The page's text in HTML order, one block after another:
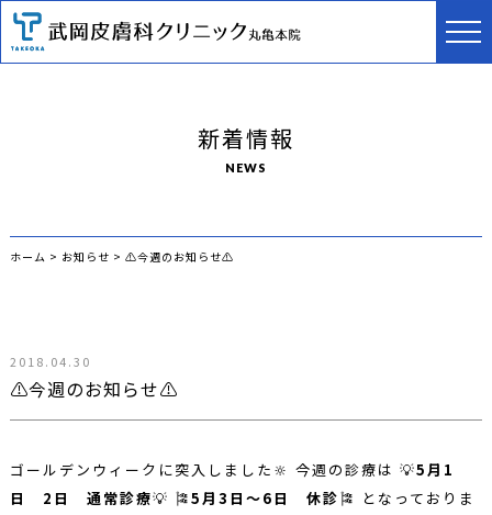
新着情報
NEWS
ホーム > お知らせ > ⚠️今週のお知らせ⚠️
⚠️今週のお知らせ⚠️
2018.04.30
ゴールデンウィークに突入しました🔆 今週の診療は 💡5月1
日 2日 通常診療💡 🎏5月3日〜6日 休診🎏 となっておりま